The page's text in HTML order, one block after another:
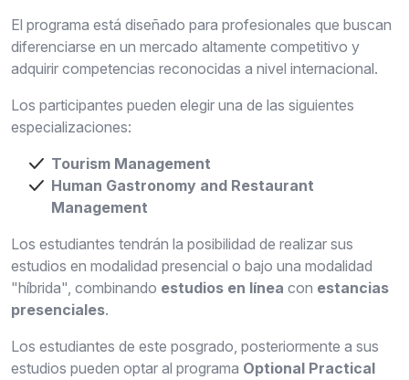
El programa está diseñado para profesionales que buscan
diferenciarse en un mercado altamente competitivo y
adquirir competencias reconocidas a nivel internacional.
Los participantes pueden elegir una de las siguientes
especializaciones:
Tourism Management
Human Gastronomy and Restaurant
Management
Los estudiantes tendrán la posibilidad de realizar sus
estudios en modalidad presencial o bajo una modalidad
"híbrida", combinando estudios en línea con estancias
presenciales.
Los estudiantes de este posgrado, posteriormente a sus
estudios pueden optar al programa Optional Practical